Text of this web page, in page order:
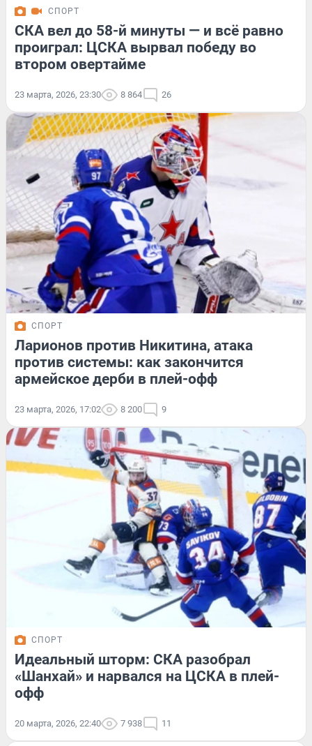
СПОРТ
СКА вел до 58-й минуты — и всё равно
проиграл: ЦСКА вырвал победу во
втором овертайме
23 марта, 2026, 23:30 8 864 26
СПОРТ
Ларионов против Никитина, атака
против системы: как закончится
армейское дерби в плей-офф
23 марта, 2026, 17:02 8 200 9
СПОРТ
Идеальный шторм: СКА разобрал
«Шанхай» и нарвался на ЦСКА в плей-
офф
20 марта, 2026, 22:40 7 938 11